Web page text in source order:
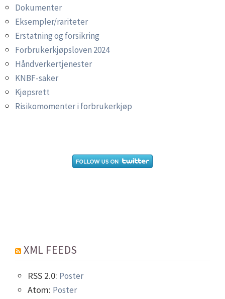
Dokumenter
Eksempler/rariteter
Erstatning og forsikring
Forbrukerkjøpsloven 2024
Håndverkertjenester
KNBF-saker
Kjøpsrett
Risikomomenter i forbrukerkjøp
XML FEEDS
RSS 2.0: Poster
Atom: Poster